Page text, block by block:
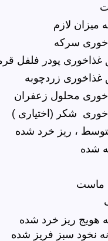
میزان لازم
سرکه
پودر فلفل
زردچوبه
محلول زعفران
شکر (اختیاری )
، ریز خرد شده
شده
ماست
هویج ریز خرد شده
نخود سبز فریز شده